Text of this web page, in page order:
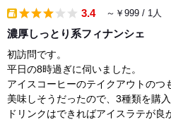
3.4 ～￥999 / 1人
濃厚しっとり系フィナンシェ
初訪問です。
平日の8時過ぎに伺いました。
アイスコーヒーのテイクアウトのつ
美味しそうだったので、3種類を購入
ドリンクはできればアイスラテが良